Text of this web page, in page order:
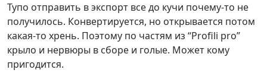
Тупо отправить в экспорт все до кучи почему-то не
получилось. Конвертируется, но открывается потом
какая-то хрень. Поэтому по частям из “Profili pro”
крыло и нервюры в сборе и голые. Может кому
пригодится.